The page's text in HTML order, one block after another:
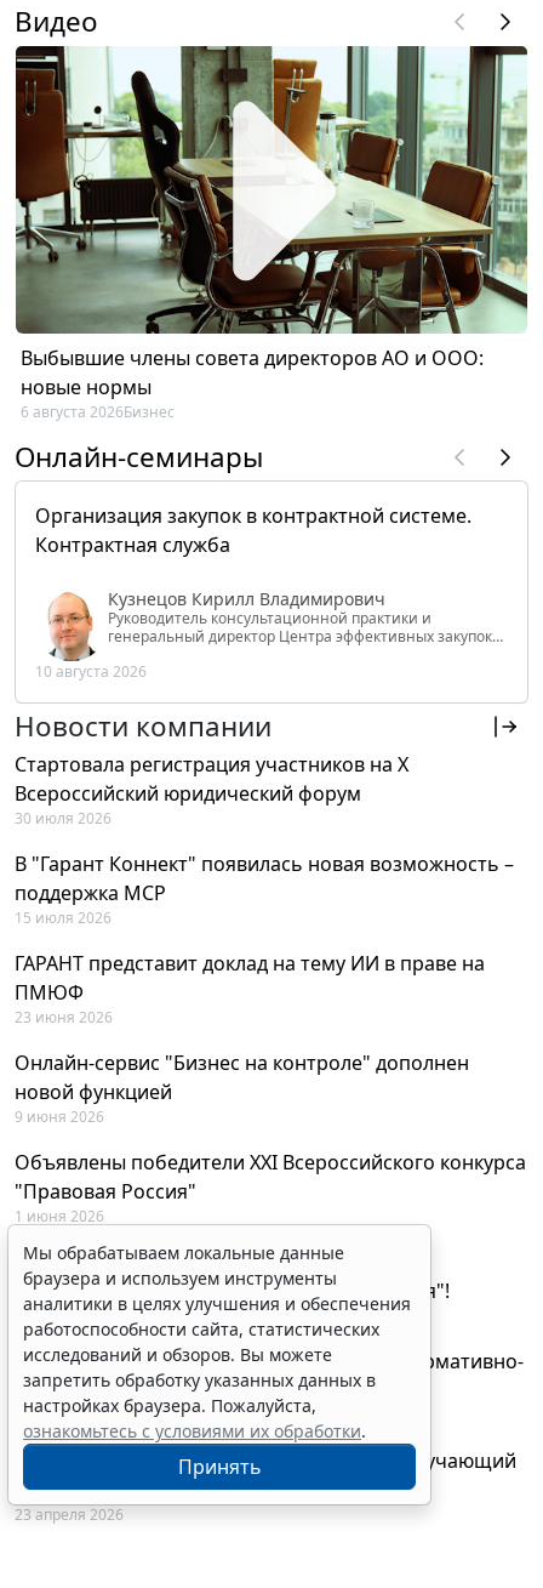
Видео
Выбывшие члены совета директоров АО и ООО:
новые нормы
6 августа 2026Бизнес
Онлайн-семинары
Организация закупок в контрактной системе.
Контрактная служба
Кузнецов Кирилл Владимирович
Руководитель консультационной практики и
генеральный директор Центра эффективных закупок
РФ
10 августа 2026
Новости компании
Стартовала регистрация участников на X
Всероссийский юридический форум
30 июля 2026
В "Гарант Коннект" появилась новая возможность –
поддержка MCP
15 июля 2026
ГАРАНТ представит доклад на тему ИИ в праве на
ПМЮФ
23 июня 2026
Онлайн-сервис "Бизнес на контроле" дополнен
новой функцией
9 июня 2026
Объявлены победители XXI Всероссийского конкурса
"Правовая Россия"
1 июня 2026
29 мая будут объявлены лауреаты XXI
Всероссийского конкурса "Правовая Россия"!
27 мая 2026
AI-ассистент Искра теперь анализирует нормативно-
техническую документацию
28 апреля 2026
"ГАРАНТ Электронный экспресс" провел обучающий
вебинар по работе с AI-ассистентом Искра
23 апреля 2026
Мы обрабатываем локальные данные
браузера и используем инструменты
аналитики в целях улучшения и обеспечения
работоспособности сайта, статистических
исследований и обзоров. Вы можете
запретить обработку указанных данных в
настройках браузера. Пожалуйста,
ознакомьтесь с условиями их обработки.
Принять